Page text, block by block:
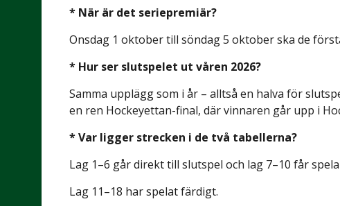
* När är det seriepremiär?
Onsdag 1 oktober till söndag 5 oktober ska de
* Hur ser slutspelet ut våren 2026?
Samma upplägg som i år – alltså en halva för
en ren Hockeyettan-final, där vinnaren går upp i
* Var ligger strecken i de två tabellerna?
Lag 1–6 går direkt till slutspel och lag 7–10 får
Lag 11–18 har spelat färdigt.